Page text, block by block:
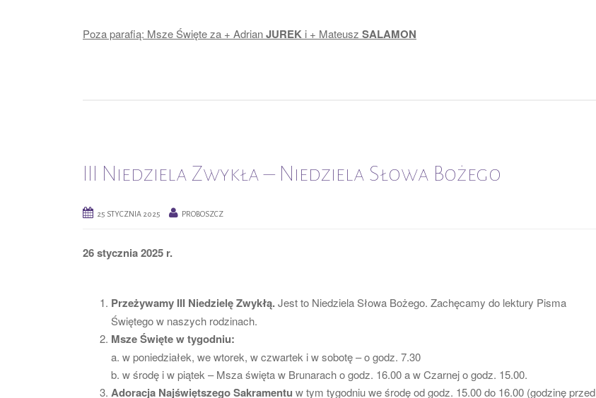
Poza parafią: Msze Święte za + AdrianJUREK i + Mateusz SALAMON
III Niedziela Zwykła – Niedziela Słowa Bożego
25 STYCZNIA 2025 PROBOSZCZ
26 stycznia 2025 r.
Przeżywamy III Niedzielę Zwykłą.Jest to Niedziela Słowa Bożego. Zachęcamy do lektury Pisma
Świętego w naszych rodzinach.
Msze Święte w tygodniu:
a. w poniedziałek, we wtorek, w czwartek i w sobotę – o godz. 7.30
b. w środę i w piątek – Msza święta w Brunarach o godz. 16.00 a w Czarnej o godz. 15.00.
Adoracja Najświętszego Sakramentu w tym tygodniu we środę od godz. 15.00 do 16.00 (godzinę przed